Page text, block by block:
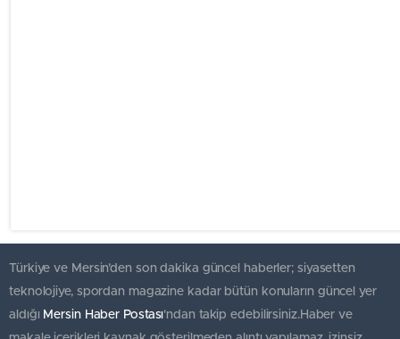
Türkiye ve Mersin’den son dakika güncel haberler; siyasetten
teknolojiye, spordan magazine kadar bütün konuların güncel yer
aldığı Mersin Haber Postası'ndan takip edebilirsiniz.Haber ve